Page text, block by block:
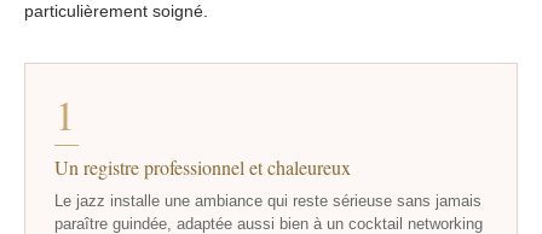
particulièrement soigné.
1
Un registre professionnel et chaleureux
Le jazz installe une ambiance qui reste sérieuse sans jamais
paraître guindée, adaptée aussi bien à un cocktail networking